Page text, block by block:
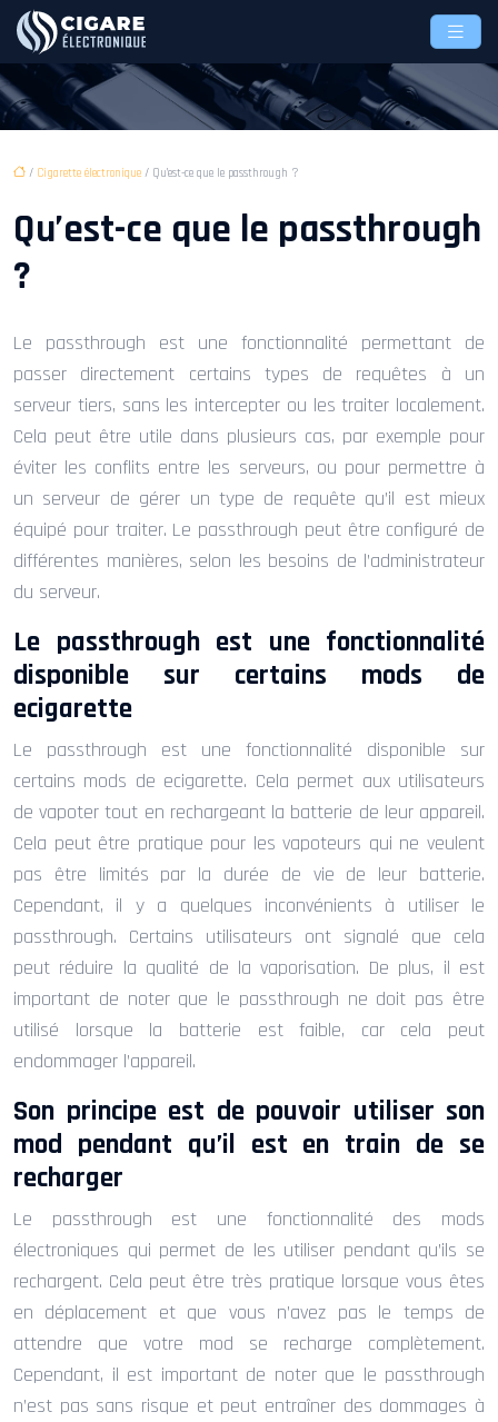
/ Cigarette électronique / Qu’est-ce que le passthrough ?
Qu’est-ce que le passthrough
?
Le passthrough est une fonctionnalité permettant de
passer directement certains types de requêtes à un
serveur tiers, sans les intercepter ou les traiter localement.
Cela peut être utile dans plusieurs cas, par exemple pour
éviter les conflits entre les serveurs, ou pour permettre à
un serveur de gérer un type de requête qu’il est mieux
équipé pour traiter. Le passthrough peut être configuré de
différentes manières, selon les besoins de l’administrateur
du serveur.
Le passthrough est une fonctionnalité
disponible sur certains mods de
ecigarette
Le passthrough est une fonctionnalité disponible sur
certains mods de ecigarette. Cela permet aux utilisateurs
de vapoter tout en rechargeant la batterie de leur appareil.
Cela peut être pratique pour les vapoteurs qui ne veulent
pas être limités par la durée de vie de leur batterie.
Cependant, il y a quelques inconvénients à utiliser le
passthrough. Certains utilisateurs ont signalé que cela
peut réduire la qualité de la vaporisation. De plus, il est
important de noter que le passthrough ne doit pas être
utilisé lorsque la batterie est faible, car cela peut
endommager l’appareil.
Son principe est de pouvoir utiliser son
mod pendant qu’il est en train de se
recharger
Le passthrough est une fonctionnalité des mods
électroniques qui permet de les utiliser pendant qu’ils se
rechargent. Cela peut être très pratique lorsque vous êtes
en déplacement et que vous n’avez pas le temps de
attendre que votre mod se recharge complètement.
Cependant, il est important de noter que le passthrough
n’est pas sans risque et peut entraîner des dommages à